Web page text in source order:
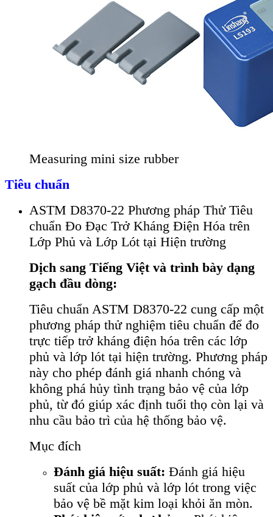
Measuring mini size rubber
Tiêu chuẩn
ASTM D8370-22 Phương pháp Thử Tiêu
chuẩn Đo Đạc Trở Kháng Điện Hóa trên
Lớp Phủ và Lớp Lót tại Hiện trường
Dịch sang Tiếng Việt và trình bày dạng
gạch đầu dòng:
Tiêu chuẩn ASTM D8370-22 cung cấp một
phương pháp thử nghiệm tiêu chuẩn để đo
trực tiếp trở kháng điện hóa trên các lớp
phủ và lớp lót tại hiện trường. Phương pháp
này cho phép đánh giá nhanh chóng và
không phá hủy tình trạng bảo vệ của lớp
phủ, từ đó giúp xác định tuổi thọ còn lại và
nhu cầu bảo trì của hệ thống bảo vệ.
Mục đích
Đánh giá hiệu suất: Đánh giá hiệu
suất của lớp phủ và lớp lót trong việc
bảo vệ bề mặt kim loại khỏi ăn mòn.